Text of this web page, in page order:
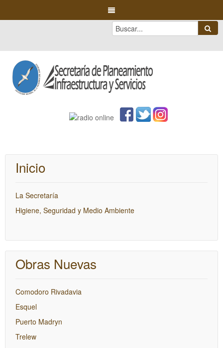
Inicio
La Secretaría
Higiene, Seguridad y Medio Ambiente
Obras Nuevas
Comodoro Rivadavia
Esquel
Puerto Madryn
Trelew